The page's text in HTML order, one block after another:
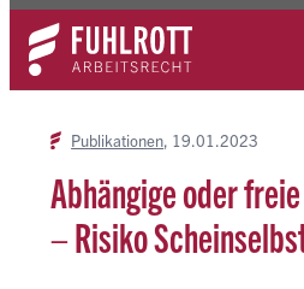
Zum
Inhalt
springen
Kontakt
Publikationen 19.01.2023
Abhängige oder
– Risiko